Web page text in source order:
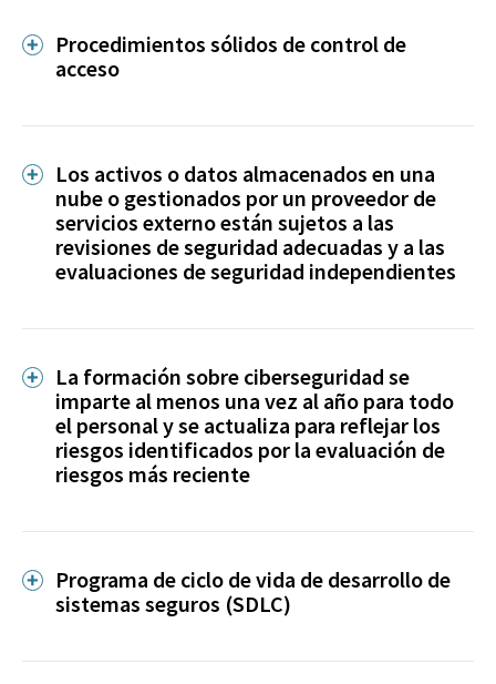
Procedimientos sólidos de control de
acceso
Los activos o datos almacenados en una
nube o gestionados por un proveedor de
servicios externo están sujetos a las
revisiones de seguridad adecuadas y a las
evaluaciones de seguridad independientes
La formación sobre ciberseguridad se
imparte al menos una vez al año para todo
el personal y se actualiza para reflejar los
riesgos identificados por la evaluación de
riesgos más reciente
Programa de ciclo de vida de desarrollo de
sistemas seguros (SDLC)